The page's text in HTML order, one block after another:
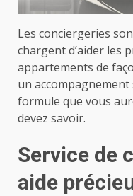
Les conciergeries
chargent d’aider les
appartements de
un
formule que vous
devez savoir.
Service de
aide